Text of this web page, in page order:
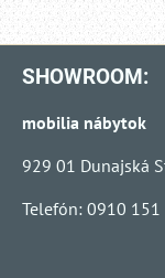
SHOWROOM:
mobilia nábytok
929 01 Dunajská
Telefón: 0910 151